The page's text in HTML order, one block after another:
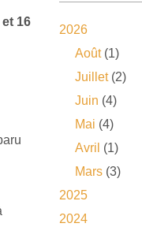
et 16
2026
Août(1)
Juillet(2)
Juin (4)
Mai (4)
Avril (1)
Mars (3)
2025
2024